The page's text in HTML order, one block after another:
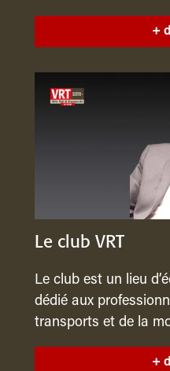
+
Le club VRT
Le club est un lieu
dédié aux
transports et de la
+